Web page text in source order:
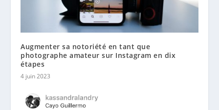
Augmenter sa notoriété en tant que
photographe amateur sur Instagram en dix
étapes
4 juin 2023